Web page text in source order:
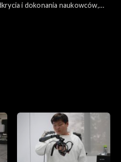
i dokonania naukowców,
i naszego globu, fascynujące